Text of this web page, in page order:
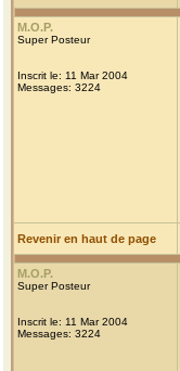
M.O.P.
Super Posteur
Inscrit le: 11 Mar 2004
Messages: 3224
Revenir en haut de page
M.O.P.
Super Posteur
Inscrit le: 11 Mar 2004
Messages: 3224